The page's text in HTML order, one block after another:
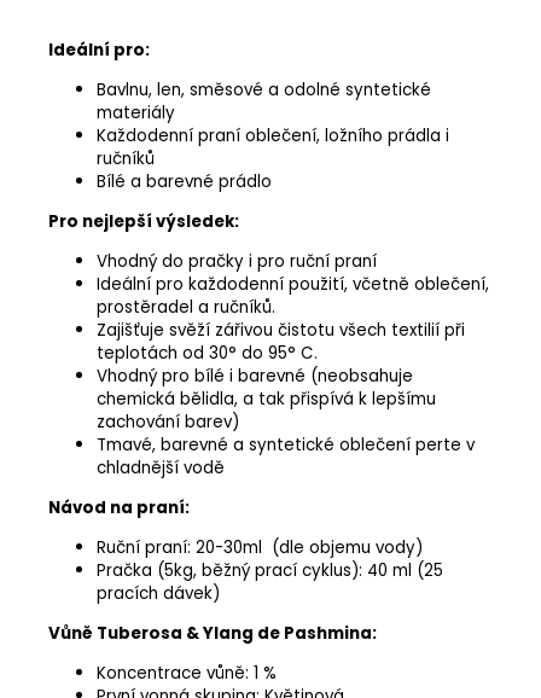
Ideální pro:
Bavlnu, len, směsové a odolné syntetické
materiály
Každodenní praní oblečení, ložního prádla i
ručníků
Bílé a barevné prádlo
Pro nejlepší výsledek:
Vhodný do pračky i pro ruční praní
Ideální pro každodenní použití, včetně oblečení,
prostěradel a ručníků.
Zajišťuje svěží zářivou čistotu všech textilií při
teplotách od 30° do 95° C.
Vhodný pro bílé i barevné (neobsahuje
chemická bělidla, a tak přispívá k lepšímu
zachování barev)
Tmavé, barevné a syntetické oblečení perte v
chladnější vodě
Návod na praní:
Ruční praní: 20-30ml (dle objemu vody)
Pračka (5kg, běžný prací cyklus): 40 ml (25
pracích dávek)
Vůně Tuberosa & Ylang de Pashmina:
Koncentrace vůně: 1 %